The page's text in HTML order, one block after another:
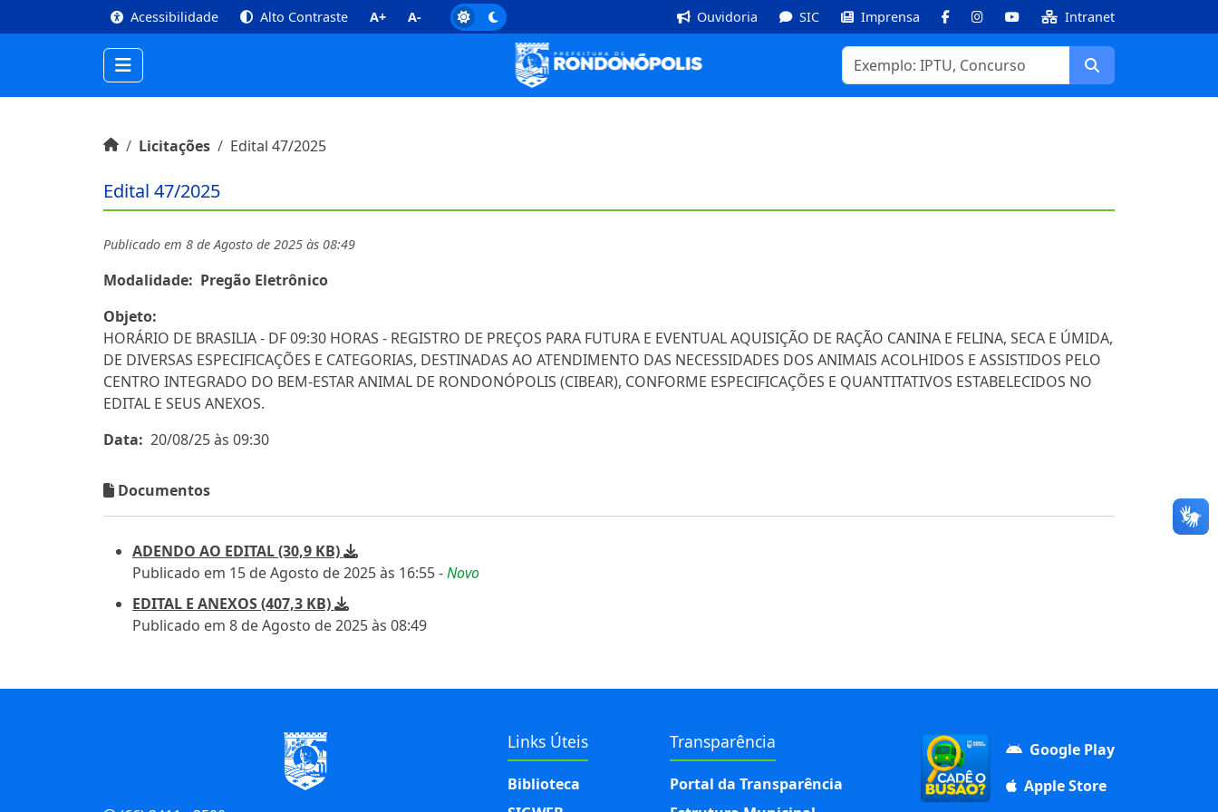
Conteúdo [1] Menu Principal [2] Busca [3] Rodapé [4]
Acessibilidade Alto Contraste A+ A- Ouvidoria SIC Imprensa FacebookInstagramYoutube Intranet
Buscar
Início do conteúdoInícioLicitações Edital 47/2025
Edital 47/2025
Publicado em 8 de Agosto de 2025 às 08:49
Modalidade: Pregão Eletrônico
Objeto:
HORÁRIO DE BRASILIA - DF 09:30 HORAS - REGISTRO DE PREÇOS PARA FUTURA E EVENTUAL AQUISIÇÃO DE RAÇÃO CANINA E FELINA, SECA E ÚMIDA,
DE DIVERSAS ESPECIFICAÇÕES E CATEGORIAS, DESTINADAS AO ATENDIMENTO DAS NECESSIDADES DOS ANIMAIS ACOLHIDOS E ASSISTIDOS PELO
CENTRO INTEGRADO DO BEM-ESTAR ANIMAL DE RONDONÓPOLIS (CIBEAR), CONFORME ESPECIFICAÇÕES E QUANTITATIVOS ESTABELECIDOS NO
EDITAL E SEUS ANEXOS.
Data: 20/08/25 às 09:30
Documentos
ADENDO AO EDITAL (30,9 KB)
Publicado em 15 de Agosto de 2025 às 16:55-Novo
EDITAL E ANEXOS (407,3 KB)
Publicado em 8 de Agosto de 2025 às 08:49
Links Úteis
Biblioteca
Transparência
Portal da Transparência
Google Play
Apple Store